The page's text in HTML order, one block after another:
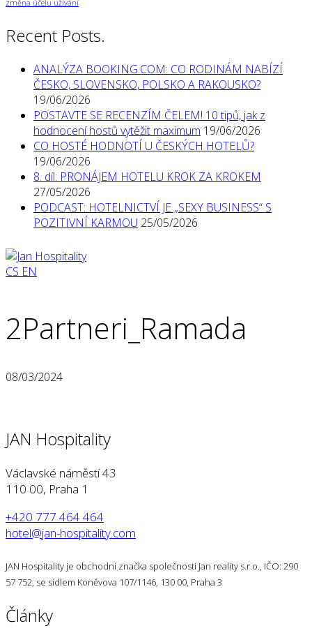
změna účelu užívání
Recent Posts.
ANALÝZA BOOKING.COM: CO RODINÁM NABÍZÍ
ČESKO, SLOVENSKO, POLSKO A RAKOUSKO?
19/06/2026
POSTAVTE SE RECENZÍM ČELEM! 10 tipů, jak z
hodnocení hostů vytěžit maximum 19/06/2026
CO HOSTÉ HODNOTÍ U ČESKÝCH HOTELŮ?
19/06/2026
8. díl: PRONÁJEM HOTELU KROK ZA KROKEM
27/05/2026
PODCAST: HOTELNICTVÍ JE „SEXY BUSINESS“ S
POZITIVNÍ KARMOU 25/05/2026
CS EN
2Partneri_Ramada
08/03/2024
JAN Hospitality
Václavské náměstí 43
110 00, Praha 1
+420 777 464 464
hotel@jan-hospitality.com
JAN Hospitality je obchodní značka společnosti Jan reality s.r.o., IČO: 290
57 752, se sídlem Koněvova 107/1146, 130 00, Praha 3
Články